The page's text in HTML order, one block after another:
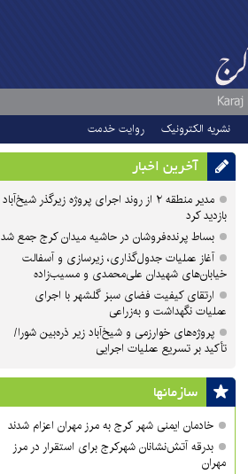
نشریه الکترونیک روایت خدمت
آخرین اخبار
مدیر منطقه ۲ از روند اجرای پروژه زیرگذر شیخ‌آباد
بازدید کرد
بساط پرنده‌فروشان در حاشیه میدان کرج جمع شد
آغاز عملیات جدول‌گذاری، زیرسازی و آسفالت
خیابان‌های شهیدان علی‌محمدی و مسیب‌زاده
ارتقای کیفیت فضای سبز گلشهر با اجرای
عملیات نگهداشت و به‌زراعی
پروژه‌های خوارزمی و شیخ‌آباد زیر ذره‌بین شورا/
تأکید بر تسریع عملیات اجرایی
سازمان‎ها
خادمان ایمنی شهر کرج به مرز مهران اعزام شدند
بدرقه آتش‌نشانان شهرکرج برای استقرار در مرز
مهران